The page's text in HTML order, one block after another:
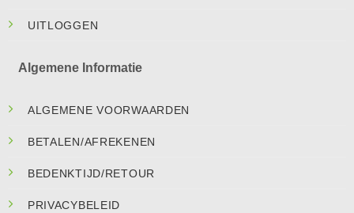
UITLOGGEN
Algemene Informatie
ALGEMENE VOORWAARDEN
BETALEN/AFREKENEN
BEDENKTIJD/RETOUR
PRIVACYBELEID